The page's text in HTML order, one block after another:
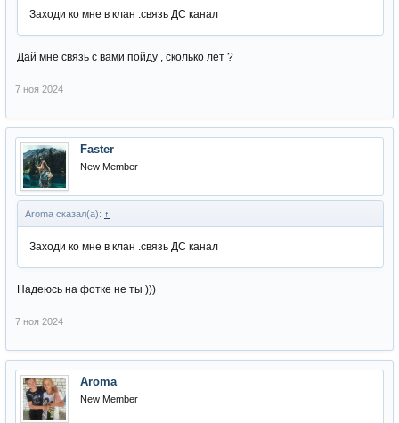
Заходи ко мне в клан .связь ДС канал
Дай мне связь с вами пойду , сколько лет ?
7 ноя 2024
Faster
New Member
Aroma сказал(а): ↑
Заходи ко мне в клан .связь ДС канал
Надеюсь на фотке не ты )))
7 ноя 2024
Aroma
New Member